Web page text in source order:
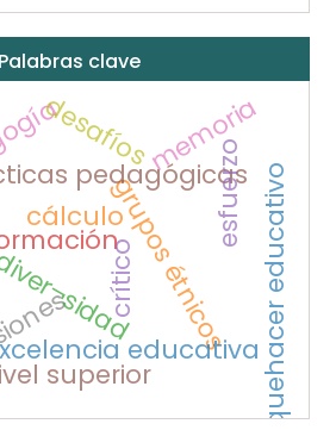
Palabras clave
grupos étnicos
pedagógicas
esfuerzo
educativa
crítico quehacer educativo
desafíos
cálculo
superior
memoria